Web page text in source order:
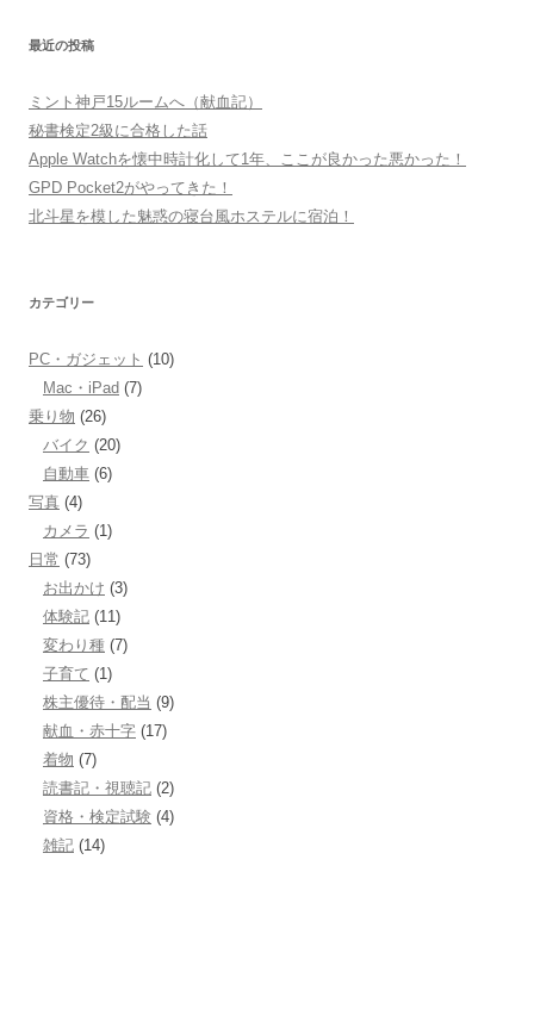
最近の投稿
ミント神戸15ルームへ（献血記）
秘書検定2級に合格した話
Apple Watchを懐中時計化して1年、ここが良かった悪かった！
GPD Pocket2がやってきた！
北斗星を模した魅惑の寝台風ホステルに宿泊！
カテゴリー
PC・ガジェット (10)
Mac・iPad (7)
乗り物 (26)
バイク (20)
自動車 (6)
写真 (4)
カメラ (1)
日常 (73)
お出かけ (3)
体験記 (11)
変わり種 (7)
子育て (1)
株主優待・配当 (9)
献血・赤十字 (17)
着物 (7)
読書記・視聴記 (2)
資格・検定試験 (4)
雑記 (14)